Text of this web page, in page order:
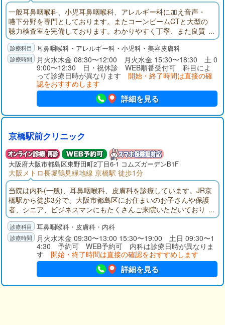
一般耳鼻咽喉科、小児耳鼻咽喉科、アレルギー科に加え音声・
嚥下分野を専門としております。またコーンビームCTと大型の
聴力検査室を完備しております。わかりやすく丁寧、また良質
な医療をご提供いたします。
耳鼻咽喉科・アレルギー科・小児科・美容皮膚科
月火水木金 08:30〜12:00 月火水金 15:30〜18:30 土 0
9:00〜12:30 日・祝休診 WEB順番受付可 科目によ
って診療日時が異なります 開始・終了時間は直接の確
認をおすすめします
詳細を見る
京橋駅前クリニック
大阪府大阪市都島区東野田町2丁目6-1 コムズガーデンB1F
大阪メトロ長堀鶴見緑地線 京橋駅 徒歩1分
当院は内科(一般)、耳鼻咽喉科、皮膚科を診療しています。JR京
橋駅から徒歩3分で、大阪市都島区にお住まいのお子さんや保護
者、シニア、ビジネスマンにもたくさんご来院いただいており
ます。内科、耳鼻咽喉科、皮膚科などの疾患に関するお悩みは
お気軽にご相談ください。
耳鼻咽喉科・皮膚科・内科
月火水木金 09:30〜13:00 15:30〜19:00 土日 09:30〜1
4:30 予約可 WEB予約可 内科は診療日時が異なりま
す 開始・終了時間は直接の確認をおすすめします
詳細を見る